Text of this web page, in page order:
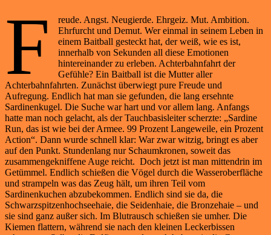
F
reude. Angst. Neugierde. Ehrgeiz. Mut. Ambition.
Ehrfurcht und Demut. Wer einmal in seinem Leben in
einem Baitball gesteckt hat, der weiß, wie es ist,
innerhalb von Sekunden all diese Emotionen
hintereinander zu erleben. Achterbahnfahrt der
Gefühle? Ein Baitball ist die Mutter aller
Achterbahnfahrten. Zunächst überwiegt pure Freude und
Aufregung. Endlich hat man sie gefunden, die lang ersehnte
Sardinenkugel. Die Suche war hart und vor allem lang. Anfangs
hatte man noch gelacht, als der Tauchbasisleiter scherzte: „Sardine
Run, das ist wie bei der Armee. 99 Prozent Langeweile, ein Prozent
Action“. Dann wurde schnell klar: War zwar witzig, bringt es aber
auf den Punkt. Stundenlang nur Schaumkronen, soweit das
zusammengekniffene Auge reicht. Doch jetzt ist man mittendrin im
Getümmel. Endlich schießen die Vögel durch die Wasseroberfläche
und strampeln was das Zeug hält, um ihren Teil vom
Sardinenkuchen abzubekommen. Endlich sind sie da, die
Schwarzspitzenhochseehaie, die Seidenhaie, die Bronzehaie – und
sie sind ganz außer sich. Im Blutrausch schießen sie umher. Die
Kiemen flattern, während sie nach den kleinen Leckerbissen